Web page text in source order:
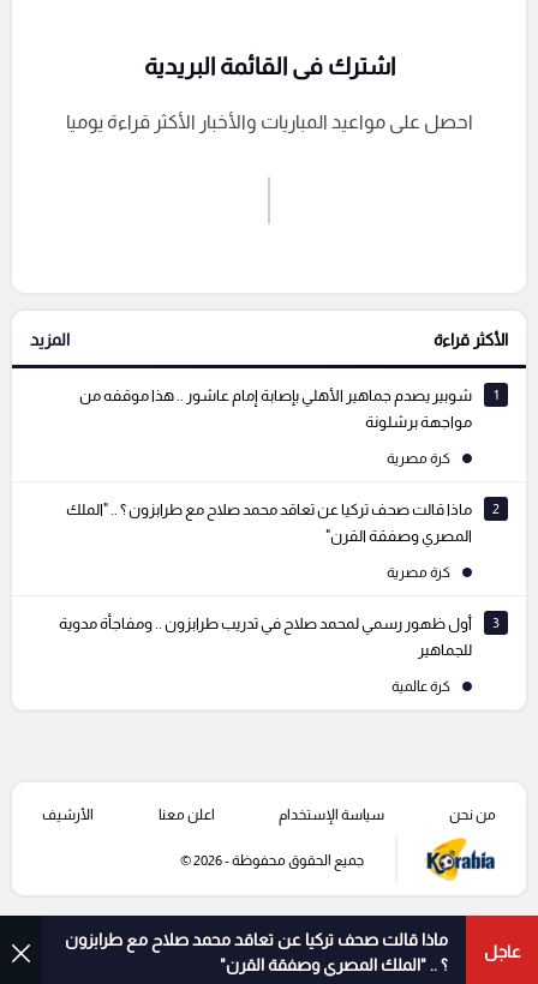
إرسال تعليق
التعليقات السابقة
اشترك فى القائمة البريدية
احصل على مواعيد المباريات والأخبار الأكثر قراءة يوميا
الأكثر قراءة المزيد
1
شوبير يصدم جماهير الأهلي بإصابة إمام عاشور .. هذا موقفه من
مواجهة برشلونة
كرة مصرية
2
ماذا قالت صحف تركيا عن تعاقد محمد صلاح مع طرابزون ؟ .. "الملك
المصري وصفقة القرن"
كرة مصرية
3
أول ظهور رسمي لمحمد صلاح في تدريب طرابزون .. ومفاجأة مدوية
للجماهير
كرة عالمية
عاجل
ماذا قالت صحف تركيا عن تعاقد محمد صلاح مع طرابزون
؟ .. "الملك المصري وصفقة القرن"
من نحن سياسة الإستخدام اعلن معنا الأرشيف
جميع الحقوق محفوظة - 2026 ©